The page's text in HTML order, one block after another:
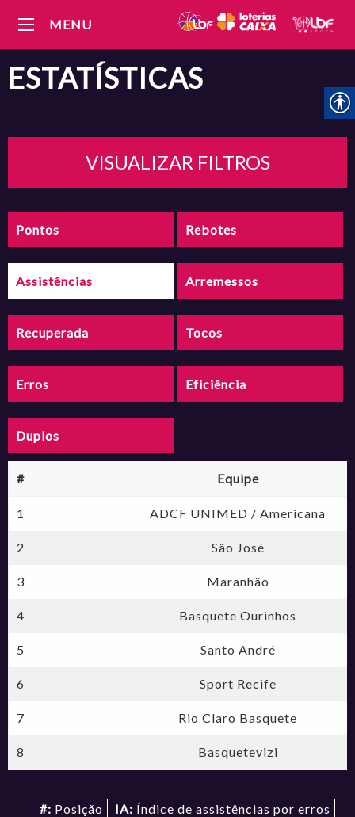
MENU
ESTATÍSTICAS
VISUALIZAR FILTROS
Pontos Rebotes
Assistências Arremessos
Recuperada Tocos
Erros Eficiência
Duplos
# Equipe
1 ADCF UNIMED / Americana
2 São José
3 Maranhão
4 Basquete Ourinhos
5 Santo André
6 Sport Recife
7 Rio Claro Basquete
8 Basquetevizi
#: Posição IA: Índice de assistências por erros